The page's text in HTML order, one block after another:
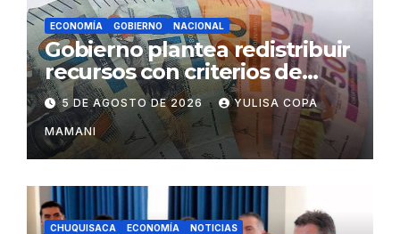
ECONOMÍA GOBIERNO NACIONAL
Gobierno plantea redistribuir
recursos con criterios de
eficiencia y esfuerzo fiscal
5 DE AGOSTO DE 2026 YULISA COPA
MAMANI
CHUQUISACA ECONOMÍA NOTICIAS